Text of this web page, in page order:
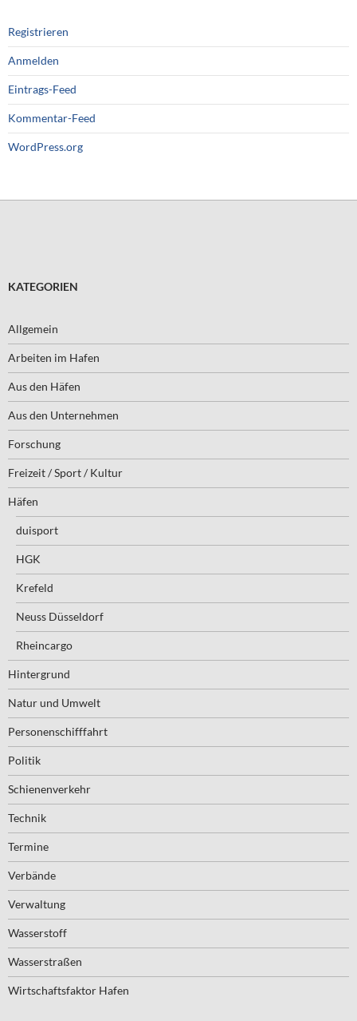
Registrieren
Anmelden
Eintrags-Feed
Kommentar-Feed
WordPress.org
KATEGORIEN
Allgemein
Arbeiten im Hafen
Aus den Häfen
Aus den Unternehmen
Forschung
Freizeit / Sport / Kultur
Häfen
duisport
HGK
Krefeld
Neuss Düsseldorf
Rheincargo
Hintergrund
Natur und Umwelt
Personenschifffahrt
Politik
Schienenverkehr
Technik
Termine
Verbände
Verwaltung
Wasserstoff
Wasserstraßen
Wirtschaftsfaktor Hafen